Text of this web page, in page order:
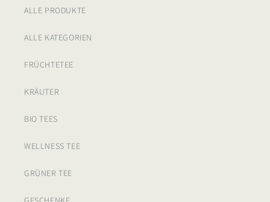
ALLE PRODUKTE
ALLE KATEGORIEN
FRÜCHTETEE
KRÄUTER
BIO TEES
WELLNESS TEE
GRÜNER TEE